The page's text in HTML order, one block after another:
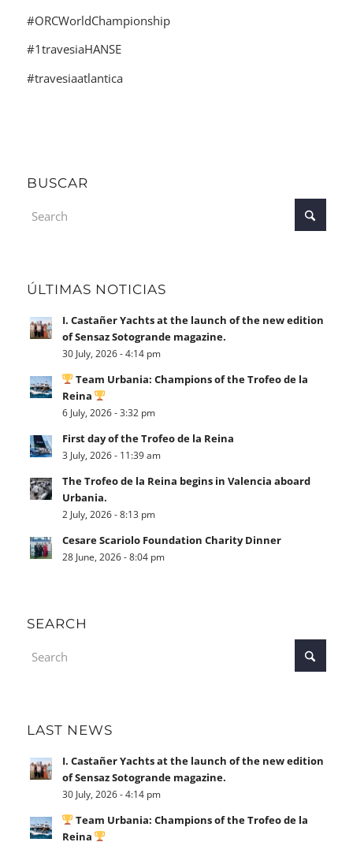
#ORCWorldChampionship
#1travesiaHANSE
#travesiaatlantica
BUSCAR
ÚLTIMAS NOTICIAS
I. Castañer Yachts at the launch of the new edition
of Sensaz Sotogrande magazine.
30 July, 2026 - 4:14 pm
Team Urbania: Champions of the Trofeo de la
Reina
6 July, 2026 - 3:32 pm
First day of the Trofeo de la Reina
3 July, 2026 - 11:39 am
The Trofeo de la Reina begins in Valencia aboard
Urbania.
2 July, 2026 - 8:13 pm
Cesare Scariolo Foundation Charity Dinner
28 June, 2026 - 8:04 pm
SEARCH
LAST NEWS
I. Castañer Yachts at the launch of the new edition
of Sensaz Sotogrande magazine.
30 July, 2026 - 4:14 pm
Team Urbania: Champions of the Trofeo de la
Reina